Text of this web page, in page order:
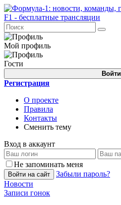
Мой профиль
Гости
Войти
Регистрация
О проекте
Правила
Контакты
Сменить тему
Вход в аккаунт
Не запоминать меня
Войти на сайт
Забыли пароль?
Новости
Записи гонок